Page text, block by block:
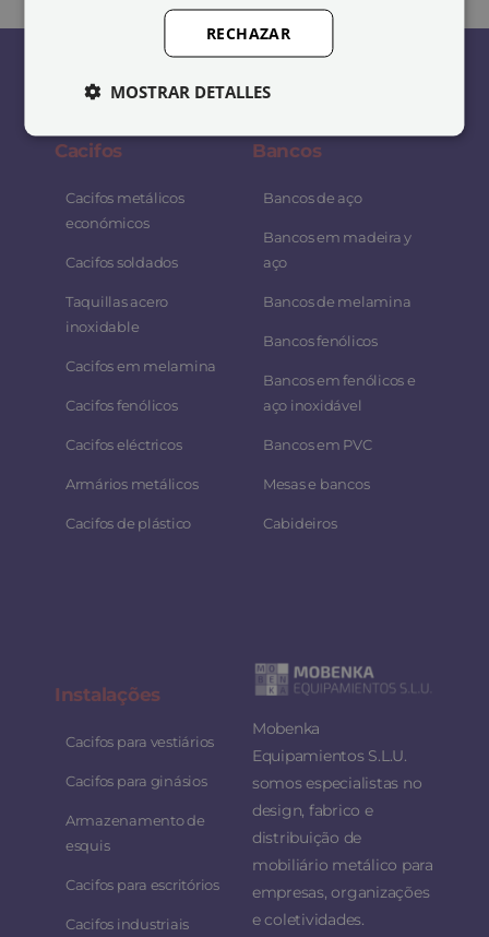
Cacifos
Cacifos metálicos
económicos
Cacifos soldados
Taquillas acero
inoxidable
Cacifos em melamina
Cacifos fenólicos
Cacifos eléctricos
Armários metálicos
Cacifos de plástico
Bancos
Bancos de aço
Bancos em madeira y
aço
Bancos de melamina
Bancos fenólicos
Bancos em fenólicos e
aço inoxidável
Bancos em PVC
Mesas e bancos
Cabideiros
Instalações
Cacifos para vestiários
Cacifos para ginásios
Armazenamento de
esquis
Cacifos para escritórios
Cacifos industriais
Mobenka
Equipamientos S.L.U.
somos especialistas no
design, fabrico e
distribuição de
mobiliário metálico para
empresas, organizações
e coletividades.
RECHAZAR
MOSTRAR DETALLES